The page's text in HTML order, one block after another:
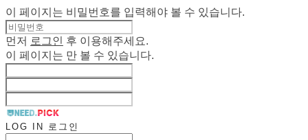
이 페이지는 비밀번호를 입력해야 볼 수 있습니다.
먼저 로그인
후 이용해주세요.
이 페이지는 만 볼 수 있습니다.
LOG IN 로그인